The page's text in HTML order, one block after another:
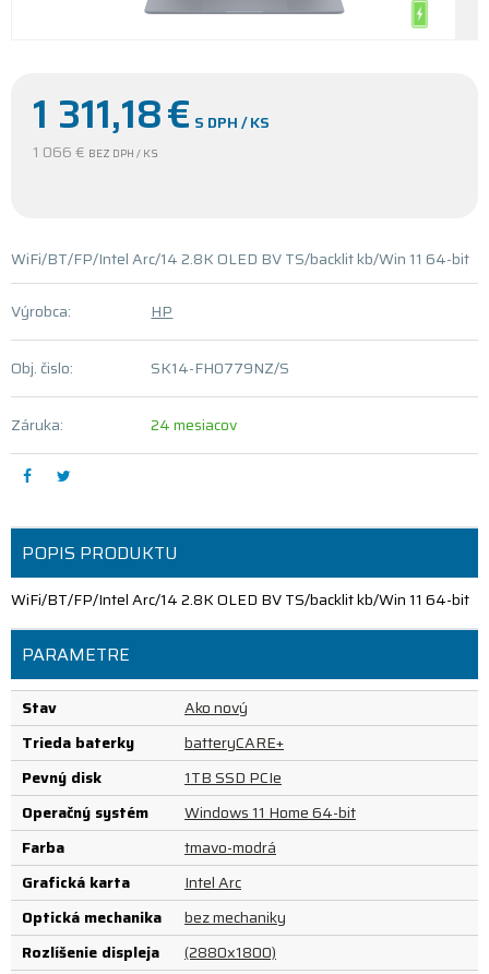
1 311,18€ S DPH / KS
1 066 € BEZ DPH / KS
WiFi/BT/FP/Intel Arc/14 2.8K OLED BV TS/backlit kb/Win 11 64-bit
Výrobca: HP
Obj. čislo: SK14-FH0779NZ/S
Záruka: 24 mesiacov
POPIS PRODUKTU
WiFi/BT/FP/Intel Arc/14 2.8K OLED BV TS/backlit kb/Win 11 64-bit
PARAMETRE
Stav
Ako nový
Trieda baterky
batteryCARE+
Pevný disk
1TB SSD PCIe
Operačný systém
Windows 11 Home 64-bit
Farba
tmavo-modrá
Grafická karta
Intel Arc
Optická mechanika
bez mechaniky
Rozlíšenie displeja
(2880x1800)